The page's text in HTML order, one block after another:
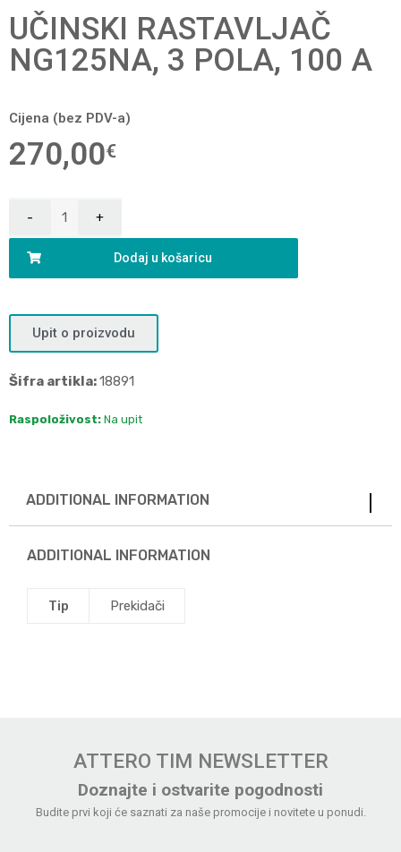
UČINSKI RASTAVLJAČ
NG125NA, 3 POLA, 100 A
Cijena (bez PDV-a)
270,00€
Dodaj u košaricu
Upit o proizvodu
Šifra artikla:18891
Raspoloživost: Na upit
ADDITIONAL INFORMATION
ADDITIONAL INFORMATION
Tip Prekidači
ATTERO TIM NEWSLETTER
Doznajte i ostvarite pogodnosti
Budite prvi koji će saznati za naše promocije i novitete u ponudi.